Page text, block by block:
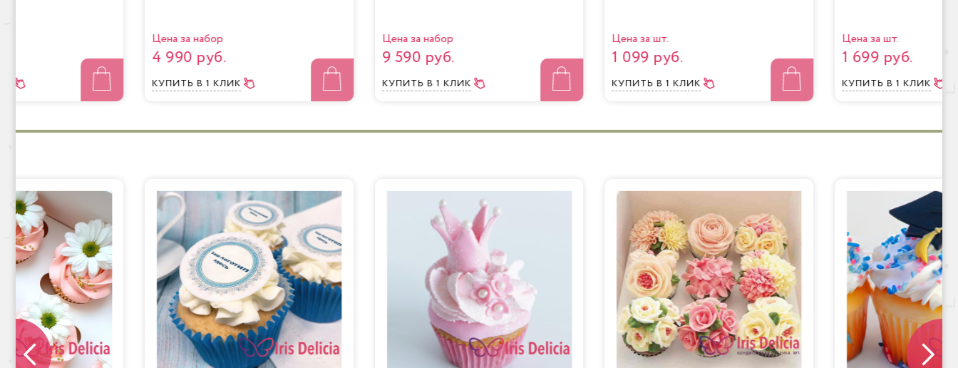
Цена за набор
4 990 руб.
КУПИТЬВ 1 КЛИК
Цена за набор
9 590 руб.
КУПИТЬ В 1 КЛИК
Цена за шт.
1 099 руб.
КУПИТЬВ 1 КЛИК
Цена за шт.
1 699 руб.
КУПИТЬ В 1 КЛИК